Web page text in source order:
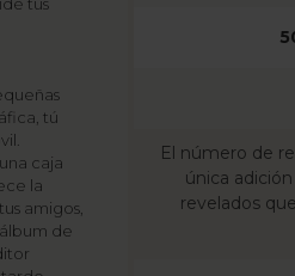
tú
caja
la
amigos,
de
El número de
única
revelados